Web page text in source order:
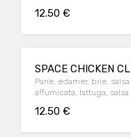
12.50 €
SPACE CHICKEN
Pane, edamer, brie,
affumicata, lattuga, salsa
12.50 €